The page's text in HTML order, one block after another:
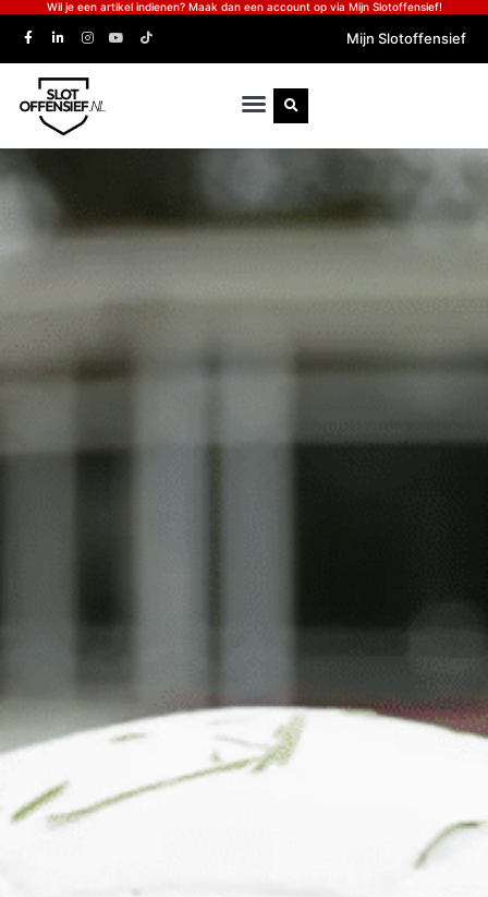
Wil je een artikel indienen? Maak dan een account op via Mijn Slotoffensief!
Mijn Slotoffensief